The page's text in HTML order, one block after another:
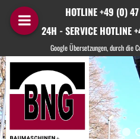
HOTLINE +49 (0)
24H - SERVICE